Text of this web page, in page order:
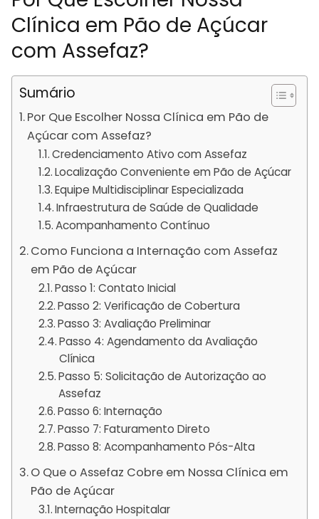
Clínica em Pão de Açúcar
com Assefaz?
Sumário
Por Que Escolher Nossa Clínica em Pão de
Açúcar com Assefaz?
Credenciamento Ativo com Assefaz
Localização Conveniente em Pão de Açúcar
Equipe Multidisciplinar Especializada
Infraestrutura de Saúde de Qualidade
Acompanhamento Contínuo
Como Funciona a Internação com Assefaz
em Pão de Açúcar
Passo 1: Contato Inicial
Passo 2: Verificação de Cobertura
Passo 3: Avaliação Preliminar
Passo 4: Agendamento da Avaliação
Clínica
Passo 5: Solicitação de Autorização ao
Assefaz
Passo 6: Internação
Passo 7: Faturamento Direto
Passo 8: Acompanhamento Pós-Alta
O Que o Assefaz Cobre em Nossa Clínica em
Pão de Açúcar
Internação Hospitalar